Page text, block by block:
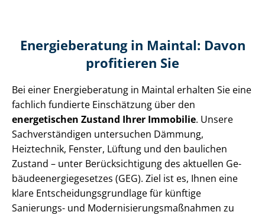
Energieberatung in Maintal: Davon
profitieren Sie
Bei einer Energieberatung in Maintal erhalten Sie eine
fachlich fundierte Einschätzung über den
energetischen Zustand Ihrer Immobilie. Unsere
Sach­ver­stän­di­gen untersuchen Dämmung,
Heiztechnik, Fenster, Lüftung und den baulichen
Zustand – unter Be­rück­sich­ti­gung des aktuellen Ge­
bäu­de­en­er­gie­ge­set­zes (GEG). Ziel ist es, Ihnen eine
klare Ent­schei­dungs­grund­la­ge für künftige
Sanierungs- und Mo­der­ni­sie­rungs­maß­nah­men zu